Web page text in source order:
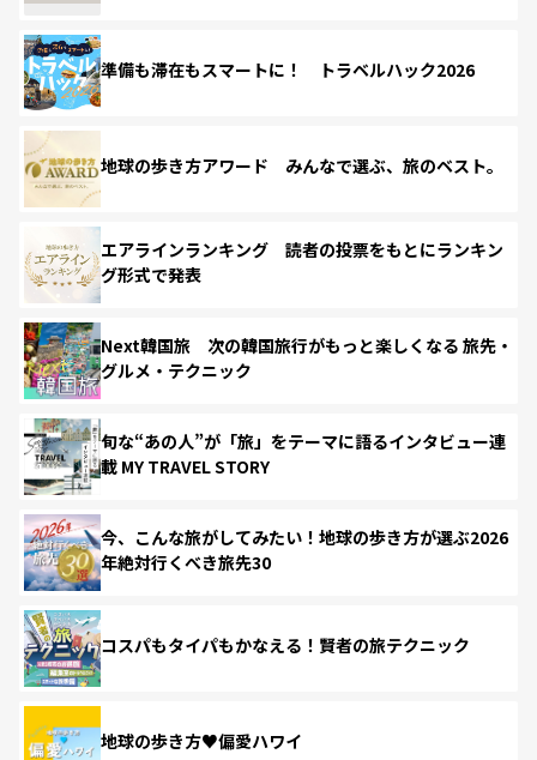
準備も滞在もスマートに！ トラベルハック2026
地球の歩き方アワード みんなで選ぶ、旅のベスト。
エアラインランキング 読者の投票をもとにランキン
グ形式で発表
Next韓国旅 次の韓国旅行がもっと楽しくなる 旅先・
グルメ・テクニック
旬な“あの人”が「旅」をテーマに語るインタビュー連
載 MY TRAVEL STORY
今、こんな旅がしてみたい！地球の歩き方が選ぶ2026
年絶対行くべき旅先30
コスパもタイパもかなえる！賢者の旅テクニック
地球の歩き方♥偏愛ハワイ